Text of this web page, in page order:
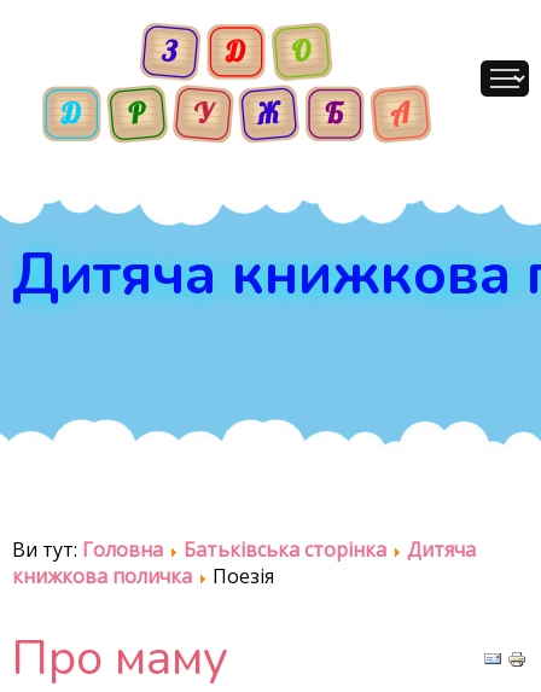
Дитяча книжкова
Ви тут: Головна Батьківська сторінка
Дитяча
книжкова поличка
Поезія
Про маму